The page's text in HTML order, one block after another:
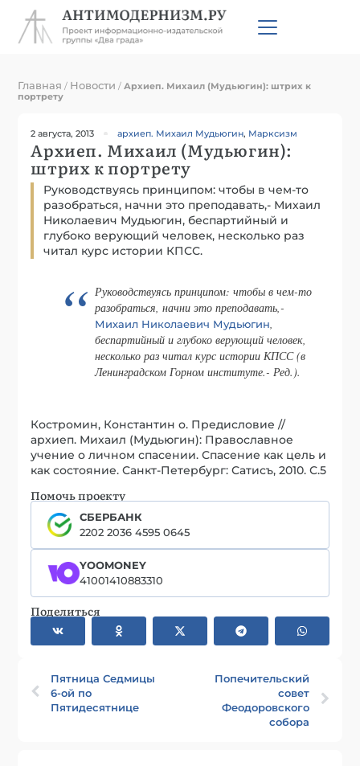
Главная / Новости /Архиеп. Михаил (Мудьюгин): штрих к
портрету
2 августа, 2013 архиеп. Михаил Мудьюгин, Марксизм
Архиеп. Михаил (Мудьюгин):
штрих к портрету
Руководствуясь принципом: чтобы в чем-то
разобраться, начни это преподавать,- Михаил
Николаевич Мудьюгин, беспартийный и
глубоко верующий человек, несколько раз
читал курс истории КПСС.
Руководствуясь принципом: чтобы в чем-то
разобраться, начни это преподавать,-
Михаил Николаевич Мудьюгин,
беспартийный и глубоко верующий человек,
несколько раз читал курс истории КПСС (в
Ленинградском Горном институте.- Ред.).
Костромин, Константин о. Предисловие //
архиеп. Михаил (Мудьюгин): Православное
учение о личном спасении. Спасение как цель и
как состояние. Санкт-Петербург: Сатисъ, 2010. С.5
Помочь проекту
СБЕРБАНК
2202 2036 4595 0645
YOOMONEY
41001410883310
Поделиться
Пятница Седмицы
6-ой по
Пятидесятнице
Попечительский
совет
Феодоровского
собора